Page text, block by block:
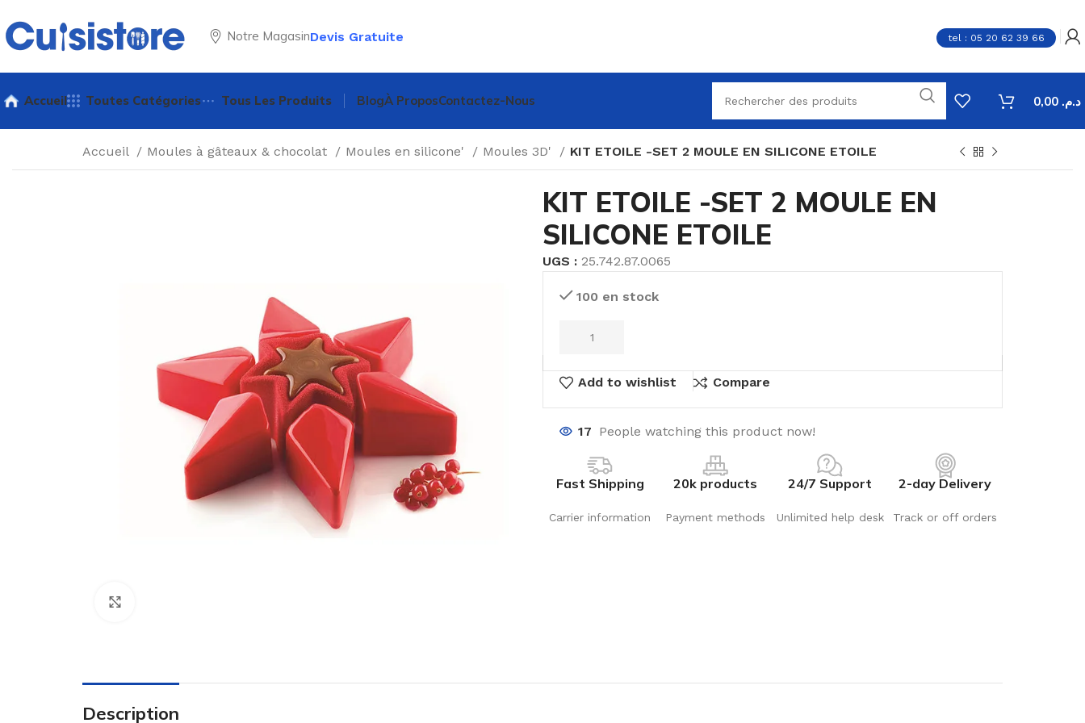
Notre MagasinDevis Gratuite tel : 05 20 62 39 66
Accueil Toutes Catégories Tous Les Produits BlogÀ ProposContactez-Nous د.م.
Accueil Moules à gâteaux & chocolat Moules en silicone' Moules 3D' KIT ETOILE -SET 2 MOULE EN SILICONE ETOILE
KIT ETOILE -SET 2 MOULE EN
SILICONE ETOILE
UGS : 25.742.87.0065
100 en stock
Add to wishlist Compare
17 People watching this product now!
Fast Shipping
Carrier information
20k products
Payment methods
24/7 Support
Unlimited help desk
2-day Delivery
Track or off orders
Description